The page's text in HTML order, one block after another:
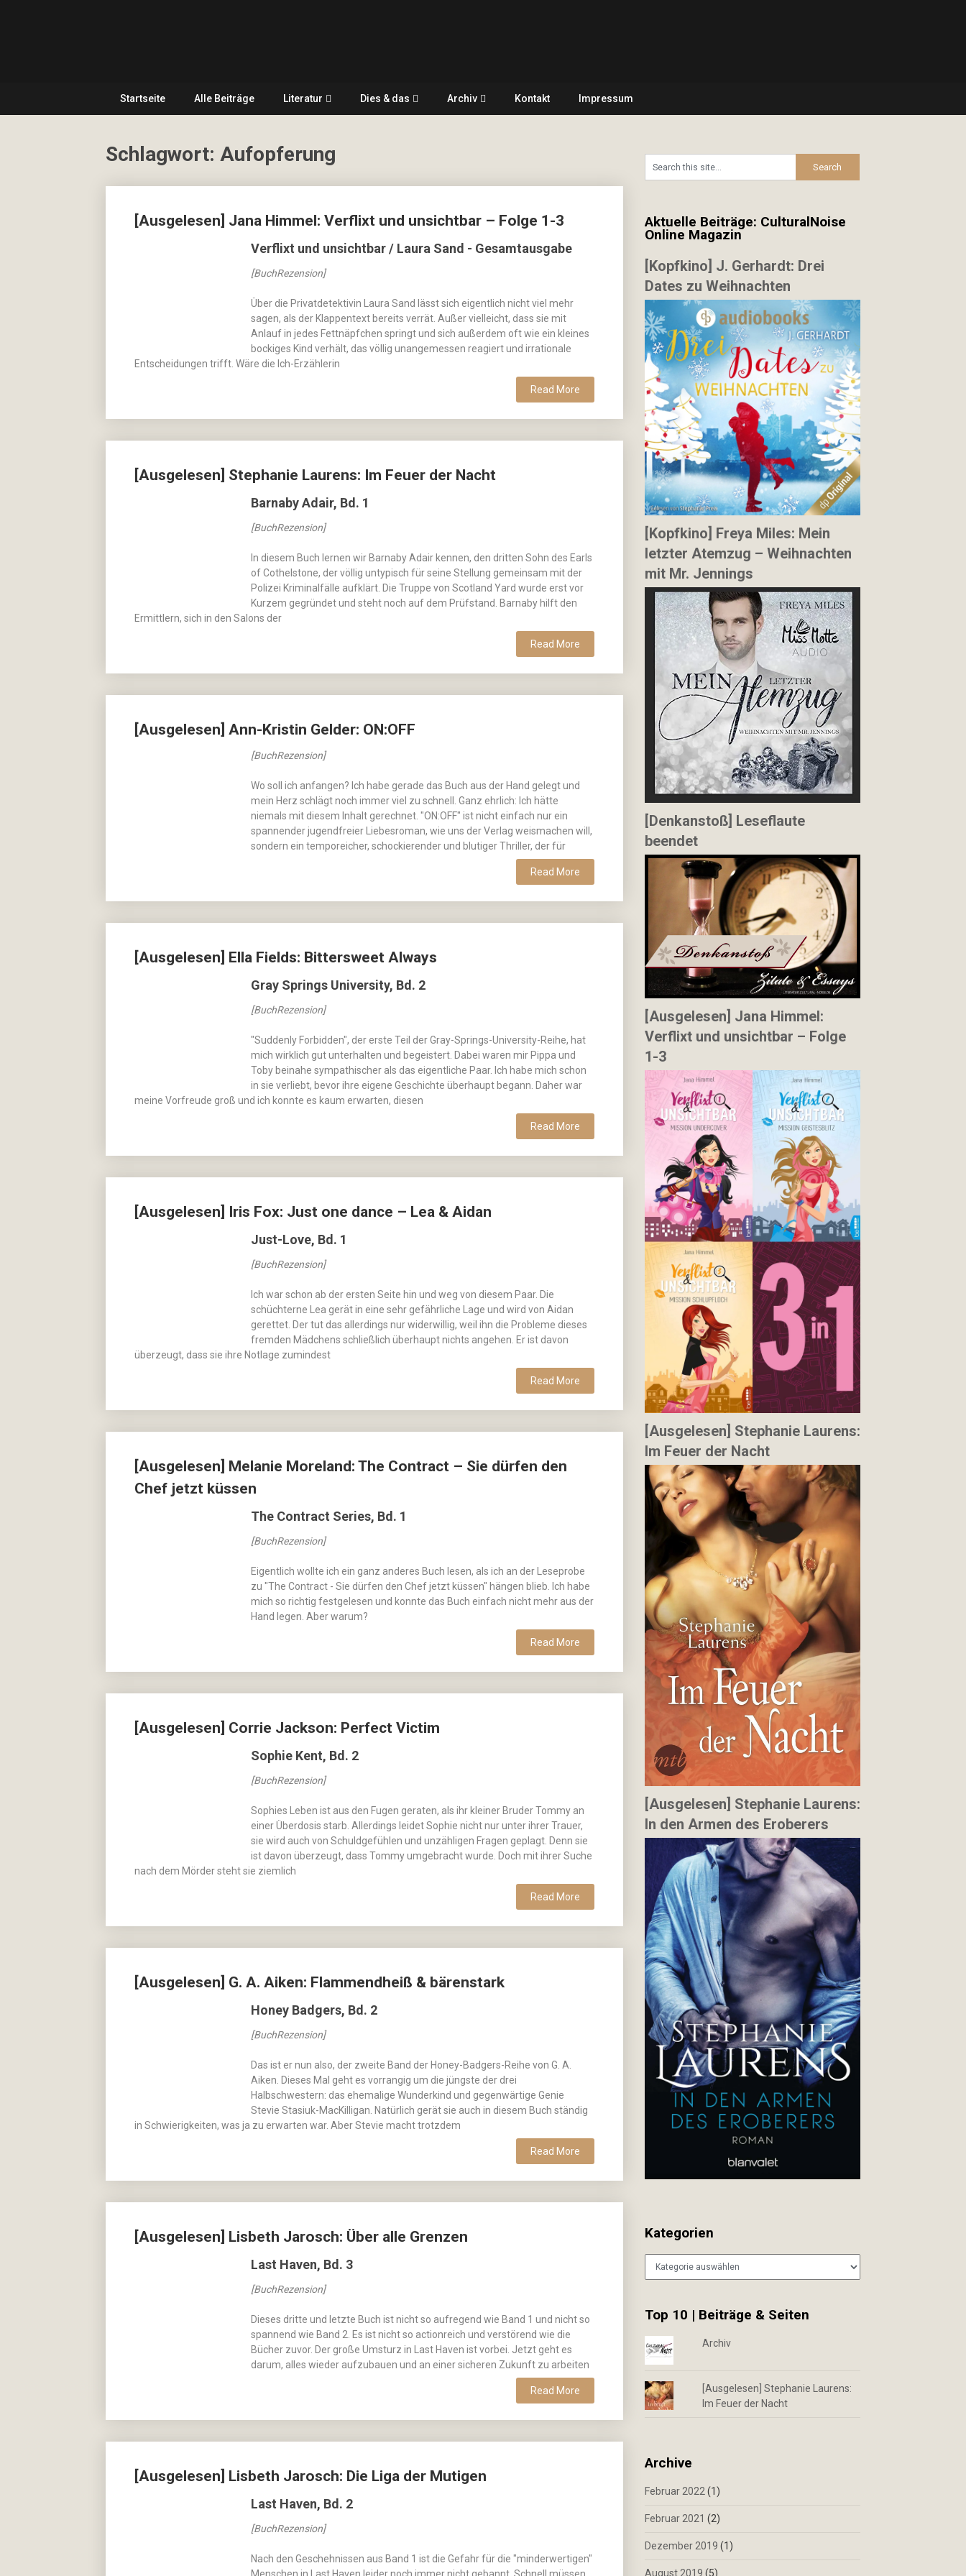
Magazin
Startseite
Alle Beiträge Literatur Dies & das Archiv Kontakt Impressum
Schlagwort: Aufopferung
[Ausgelesen] Jana Himmel: Verflixt und unsichtbar – Folge 1-3
Verflixt und unsichtbar / Laura Sand - Gesamtausgabe
[BuchRezension]
Über die Privatdetektivin Laura Sand lässt sich eigentlich nicht viel mehr
sagen, als der Klappentext bereits verrät. Außer vielleicht, dass sie mit
Anlauf in jedes Fettnäpfchen springt und sich außerdem oft wie ein kleines
bockiges Kind verhält, das völlig unangemessen reagiert und irrationale
Entscheidungen trifft. Wäre die Ich-Erzählerin
Read More
[Ausgelesen] Stephanie Laurens: Im Feuer der Nacht
Barnaby Adair, Bd. 1
[BuchRezension]
In diesem Buch lernen wir Barnaby Adair kennen, den dritten Sohn des Earls
of Cothelstone, der völlig untypisch für seine Stellung gemeinsam mit der
Polizei Kriminalfälle aufklärt. Die Truppe von Scotland Yard wurde erst vor
Kurzem gegründet und steht noch auf dem Prüfstand. Barnaby hilft den
Ermittlern, sich in den Salons der
Read More
[Ausgelesen] Ann-Kristin Gelder: ON:OFF
[BuchRezension]
Wo soll ich anfangen? Ich habe gerade das Buch aus der Hand gelegt und
mein Herz schlägt noch immer viel zu schnell. Ganz ehrlich: Ich hätte
niemals mit diesem Inhalt gerechnet. "ON:OFF" ist nicht einfach nur ein
spannender jugendfreier Liebesroman, wie uns der Verlag weismachen will,
sondern ein temporeicher, schockierender und blutiger Thriller, der für
Read More
[Ausgelesen] Ella Fields: Bittersweet Always
Gray Springs University, Bd. 2
[BuchRezension]
"Suddenly Forbidden", der erste Teil der Gray-Springs-University-Reihe, hat
mich wirklich gut unterhalten und begeistert. Dabei waren mir Pippa und
Toby beinahe sympathischer als das eigentliche Paar. Ich habe mich schon
in sie verliebt, bevor ihre eigene Geschichte überhaupt begann. Daher war
meine Vorfreude groß und ich konnte es kaum erwarten, diesen
Read More
[Ausgelesen] Iris Fox: Just one dance – Lea & Aidan
Just-Love, Bd. 1
[BuchRezension]
Ich war schon ab der ersten Seite hin und weg von diesem Paar. Die
schüchterne Lea gerät in eine sehr gefährliche Lage und wird von Aidan
gerettet. Der tut das allerdings nur widerwillig, weil ihn die Probleme dieses
fremden Mädchens schließlich überhaupt nichts angehen. Er ist davon
überzeugt, dass sie ihre Notlage zumindest
Read More
[Ausgelesen] Melanie Moreland: The Contract – Sie dürfen den
Chef jetzt küssen
The Contract Series, Bd. 1
[BuchRezension]
Eigentlich wollte ich ein ganz anderes Buch lesen, als ich an der Leseprobe
zu "The Contract - Sie dürfen den Chef jetzt küssen" hängen blieb. Ich habe
mich so richtig festgelesen und konnte das Buch einfach nicht mehr aus der
Hand legen. Aber warum?
Read More
[Ausgelesen] Corrie Jackson: Perfect Victim
Sophie Kent, Bd. 2
[BuchRezension]
Sophies Leben ist aus den Fugen geraten, als ihr kleiner Bruder Tommy an
einer Überdosis starb. Allerdings leidet Sophie nicht nur unter ihrer Trauer,
sie wird auch von Schuldgefühlen und unzähligen Fragen geplagt. Denn sie
ist davon überzeugt, dass Tommy umgebracht wurde. Doch mit ihrer Suche
nach dem Mörder steht sie ziemlich
Read More
[Ausgelesen] G. A. Aiken: Flammendheiß & bärenstark
Honey Badgers, Bd. 2
[BuchRezension]
Das ist er nun also, der zweite Band der Honey-Badgers-Reihe von G. A.
Aiken. Dieses Mal geht es vorrangig um die jüngste der drei
Halbschwestern: das ehemalige Wunderkind und gegenwärtige Genie
Stevie Stasiuk-MacKilligan. Natürlich gerät sie auch in diesem Buch ständig
in Schwierigkeiten, was ja zu erwarten war. Aber Stevie macht trotzdem
Read More
[Ausgelesen] Lisbeth Jarosch: Über alle Grenzen
Last Haven, Bd. 3
[BuchRezension]
Dieses dritte und letzte Buch ist nicht so aufregend wie Band 1 und nicht so
spannend wie Band 2. Es ist nicht so actionreich und verstörend wie die
Bücher zuvor. Der große Umsturz in Last Haven ist vorbei. Jetzt geht es
darum, alles wieder aufzubauen und an einer sicheren Zukunft zu arbeiten
Read More
[Ausgelesen] Lisbeth Jarosch: Die Liga der Mutigen
Last Haven, Bd. 2
[BuchRezension]
Nach den Geschehnissen aus Band 1 ist die Gefahr für die "minderwertigen"
navigation
Aktuelle Beiträge: CulturalNoise
Online Magazin
[Kopfkino] J. Gerhardt: Drei
Dates zu Weihnachten
[Kopfkino] Freya Miles: Mein
letzter Atemzug – Weihnachten
mit Mr. Jennings
[Denkanstoß] Leseflaute
beendet
[Ausgelesen] Jana Himmel:
Verflixt und unsichtbar – Folge
1-3
[Ausgelesen] Stephanie Laurens:
Im Feuer der Nacht
[Ausgelesen] Stephanie Laurens:
In den Armen des Eroberers
Kategorien
Top 10 | Beiträge & Seiten
Archiv
[Ausgelesen] Stephanie Laurens:
Im Feuer der Nacht
Archive
Februar 2022 (1)
Februar 2021 (2)
Dezember 2019 (1)
August 2019 (5)